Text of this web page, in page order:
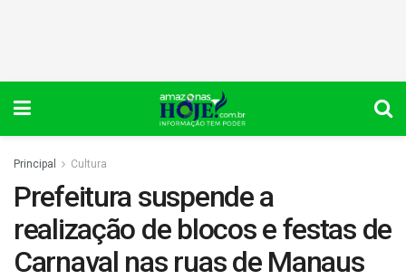
Principal Cultura
Prefeitura suspende a
realização de blocos e festas de
Carnaval nas ruas de Manaus